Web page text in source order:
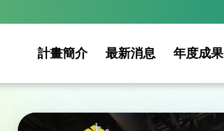
計畫簡介 最新消息 年度成果